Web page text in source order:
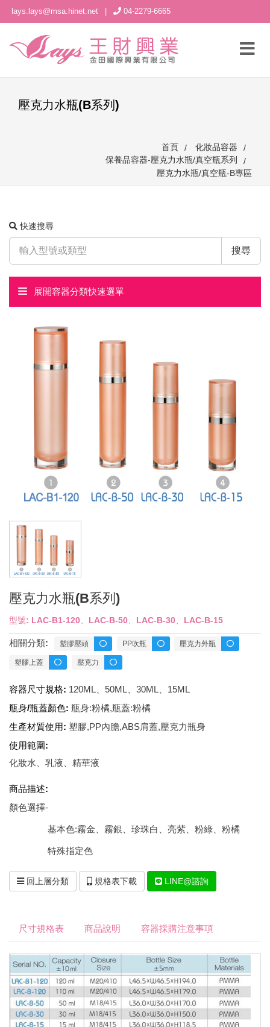
lays.lays@msa.hinet.net 04-2279-6665
壓克力水瓶(B系列)
首頁
化妝品容器
保養品容器-壓克力水瓶/真空瓶系列
壓克力水瓶/真空瓶-B專區
快速搜尋
搜尋
展開容器分類快速選單
壓克力水瓶(B系列)
型號: LAC-B1-120、LAC-B-50、LAC-B-30、LAC-B-15
相關分類: 塑膠壓頭 PP吹瓶 壓克力外瓶
塑膠上蓋 壓克力
容器尺寸規格: 120ML、50ML、30ML、15ML
瓶身/瓶蓋顏色: 瓶身:粉橘,瓶蓋:粉橘
生產材質使用: 塑膠,PP內膽,ABS肩蓋,壓克力瓶身
使用範圍:
化妝水、乳液、精華液
商品描述:
顏色選擇-
基本色:霧金、霧銀、珍珠白、亮紫、粉綠、粉橘
特殊指定色
回上層分類 規格表下載 LINE@諮詢
尺寸規格表 商品說明 容器採購注意事項